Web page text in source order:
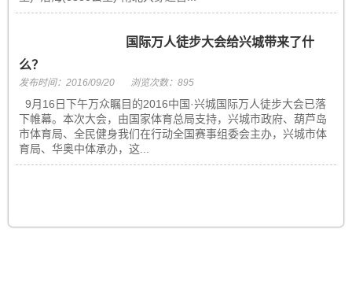
国际万人徒步大会给兴城带来了什
么？
发布时间：2016/09/20 浏览次数：895
9月16日下午万众瞩目的2016中国·兴城国际万人徒步大会已落
下帷幕。本次大会，由国家体育总局支持，兴城市政府、葫芦岛
市体育局、全民健身我们在行动全国赛事组委会主办，兴城市体
育局、华奥中体承办，这...